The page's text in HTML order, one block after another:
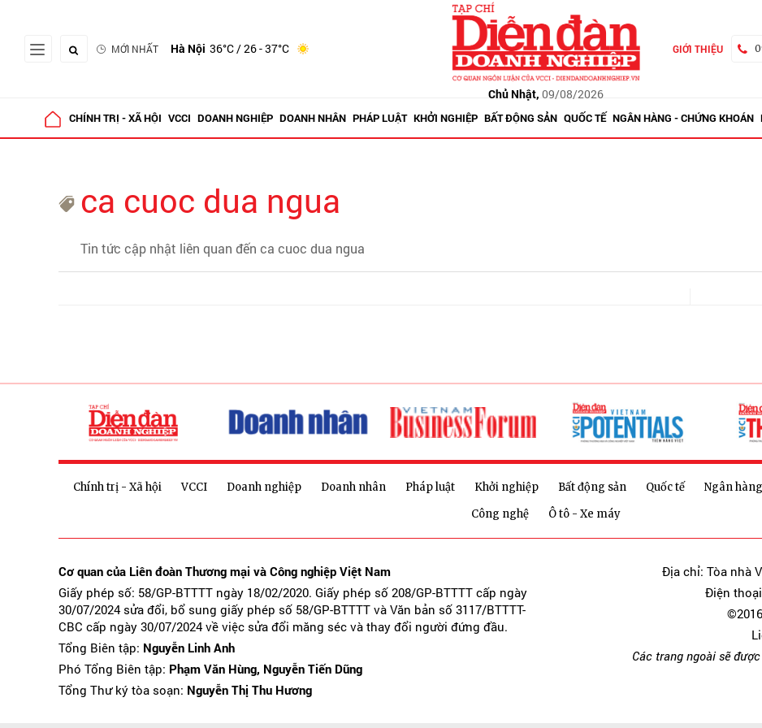
MỚI NHẤT Hà Nội 36°C/ 26 - 37°C
Chủ Nhật, 09/08/2026
GIỚI THIỆU
CHÍNH TRỊ - XÃ HỘI VCCI DOANH NGHIỆP DOANH NHÂN PHÁP LUẬT KHỞI NGHIỆP BẤT ĐỘNG SẢN QUỐC TẾ NGÂN HÀNG - CHỨNG KHOÁN
ca cuoc dua ngua
Tin tức cập nhật liên quan đến ca cuoc dua ngua
Chính trị - Xã hội VCCI Doanh nghiệp Doanh nhân Pháp luật Khởi nghiệp Bất động sản Quốc tế Ngân
Công nghệ
Ô tô - Xe máy
Cơ quan của Liên đoàn Thương mại và Công nghiệp Việt Nam
Giấy phép số: 58/GP-BTTTT ngày 18/02/2020. Giấy phép số 208/GP-BTTTT cấp ngày
30/07/2024 sửa đổi, bổ sung giấy phép số 58/GP-BTTTT và Văn bản số 3117/BTTTT-
CBC cấp ngày 30/07/2024 về việc sửa đổi măng séc và thay đổi người đứng đầu.
Tổng Biên tập: Nguyễn Linh Anh
Phó Tổng Biên tập: Phạm Văn Hùng, Nguyễn Tiến Dũng
Tổng Thư ký tòa soạn: Nguyễn Thị Thu Hương
Địa chỉ: Tòa nhà
Điện
Các trang ngoài sẽ